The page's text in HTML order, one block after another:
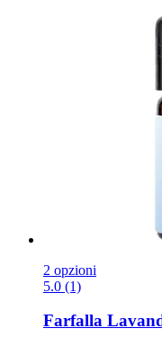
2 opzioni
5.0 (1)
Farfalla